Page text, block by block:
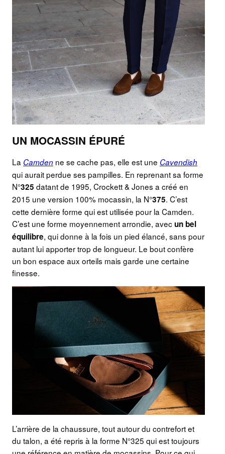
UN MOCASSIN ÉPURÉ
La Camden ne se cache pas, elle est une Cavendish
qui aurait perdue ses pampilles. En reprenant sa forme
N°325 datant de 1995, Crockett & Jones a créé en
2015 une version 100% mocassin, la N°375. C’est
cette dernière forme qui est utilisée pour la Camden.
C’est une forme moyennement arrondie, avecun bel
équilibre, qui donne à la fois un pied élancé, sans pour
autant lui apporter trop de longueur. Le bout confère
un bon espace aux orteils mais garde une certaine
finesse.
L’arrière de la chaussure, tout autour du contrefort et
du talon, a été repris à la forme N°325 qui est toujours